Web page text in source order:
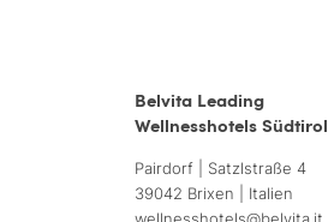
Belvita Leading
Wellnesshotels Südtirol
Pairdorf | Satzlstraße 4
39042 Brixen | Italien